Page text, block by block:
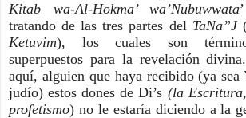
Kitab wa-Al-Hokma’ wa’Nubuwwata
tratando de las tres partes del TaNa”J
Ketuvim), los cuales son
superpuestos para la revelación
aquí, alguien que haya recibido (ya sea
judío) estos dones de Di’s (la
profetismo) no le estaría diciendo a la